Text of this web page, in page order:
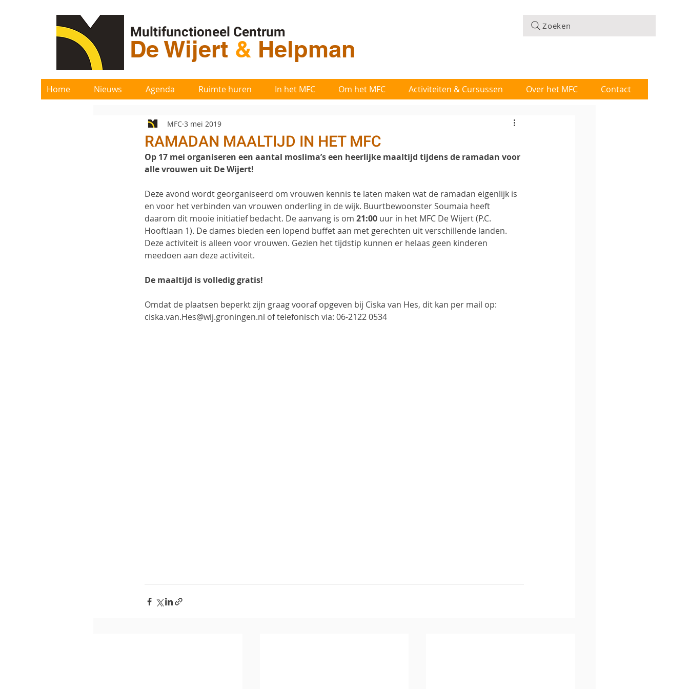
Multifunctioneel Centrum
De Wijert & Helpman
Zoeken
Home Nieuws Agenda Ruimte huren In het MFC Om het MFC Activiteiten & Cursussen Over het MFC Contact
RAMADAN MAALTIJD IN HET MFC
MFC 3 mei 2019
Op 17 mei organiseren een aantal moslima’s een heerlijke maaltijd tijdens de ramadan voor
alle vrouwen uit De Wijert!
Deze avond wordt georganiseerd om vrouwen kennis te laten maken wat de ramadan eigenlijk is
en voor het verbinden van vrouwen onderling in de wijk. Buurtbewoonster Soumaia heeft
daarom dit mooie initiatief bedacht. De aanvang is om 21:00 uur in het MFC De Wijert (P.C.
Hooftlaan 1). De dames bieden een lopend buffet aan met gerechten uit verschillende landen.
Deze activiteit is alleen voor vrouwen. Gezien het tijdstip kunnen er helaas geen kinderen
meedoen aan deze activiteit.
De maaltijd is volledig gratis!
Omdat de plaatsen beperkt zijn graag vooraf opgeven bij Ciska van Hes, dit kan per mail op:
ciska.van.Hes@wij.groningen.nl of telefonisch via: 06-2122 0534